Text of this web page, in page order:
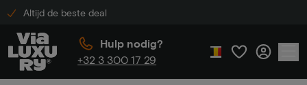
Altijd de beste deal
Hulp nodig?
+32 3 300 17 29